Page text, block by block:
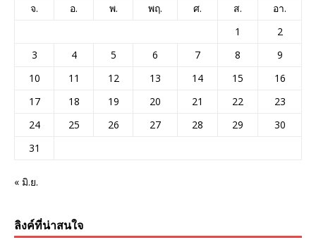
จ. อ. พ. พฤ. ศ. ส.
อา.
1
2
3
4 5 6 7 8
9
10
11 12 13 14 15
16
17
18 19 20 21 22
23
24
25 26 27 28 29
30
31
« มิ.ย.
ลิงค์ที่น่าสนใจ